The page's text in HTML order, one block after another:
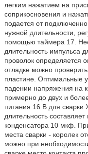
легким нажатием на
соприкосновения и
подается от
нужной длительности,
помощью таймера 17.
длительность импульса
проволок определяется
отладке можно
пластине. Оптимальные
падении напряжения на
примерно до двух и
питания 16 В для сварки
длительность
конденсатора 10 мкф.
места сварки - королек
можно при